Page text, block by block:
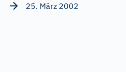
25. März 2002